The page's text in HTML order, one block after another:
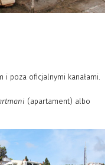
i poza oficjalnymi kanałami.
(apartament) albo